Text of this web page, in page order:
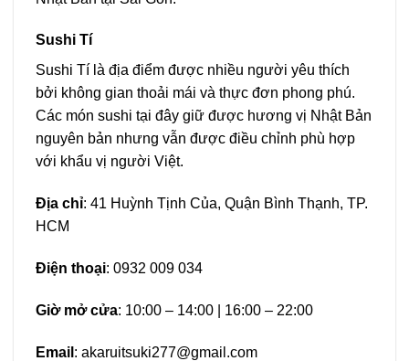
Sushi Tí
Sushi Tí là địa điểm được nhiều người yêu thích
bởi không gian thoải mái và thực đơn phong phú.
Các món sushi tại đây giữ được hương vị Nhật Bản
nguyên bản nhưng vẫn được điều chỉnh phù hợp
với khẩu vị người Việt.
Địa chỉ: 41 Huỳnh Tịnh Của, Quận Bình Thạnh, TP.
HCM
Điện thoại: 0932 009 034
Giờ mở cửa: 10:00 – 14:00 | 16:00 – 22:00
Email : akaruitsuki277@gmail.com